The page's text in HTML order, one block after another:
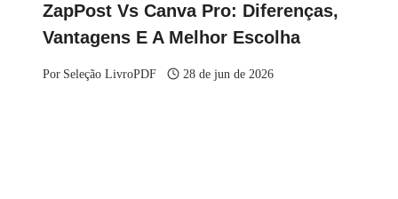
ZapPost Vs Canva Pro: Diferenças,
Vantagens E A Melhor Escolha
Por Seleção LivroPDF 28 de jun de 2026